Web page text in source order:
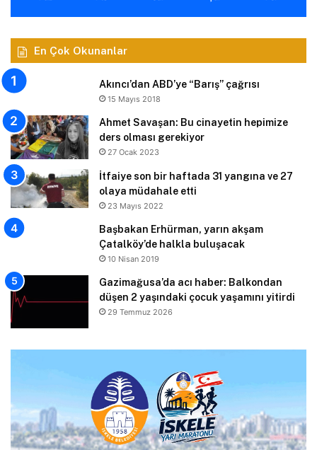
En Çok Okunanlar
Akıncı’dan ABD’ye “Barış” çağrısı
15 Mayıs 2018
Ahmet Savaşan: Bu cinayetin hepimize
ders olması gerekiyor
27 Ocak 2023
İtfaiye son bir haftada 31 yangına ve 27
olaya müdahale etti
23 Mayıs 2022
Başbakan Erhürman, yarın akşam
Çatalköy’de halkla buluşacak
10 Nisan 2019
Gazimağusa’da acı haber: Balkondan
düşen 2 yaşındaki çocuk yaşamını yitirdi
29 Temmuz 2026